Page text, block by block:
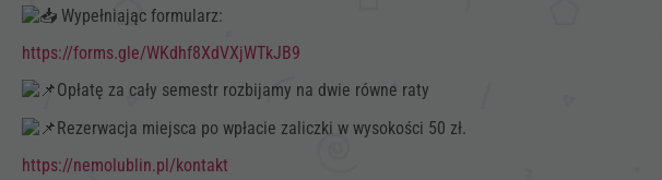
Wypełniając formularz:
https://forms.gle/WKdhf8XdVXjWTkJB9
Opłatę za cały semestr rozbijamy na dwie równe raty
Rezerwacja miejsca po wpłacie zaliczki w wysokości 50 zł.
https://nemolublin.pl/kontakt